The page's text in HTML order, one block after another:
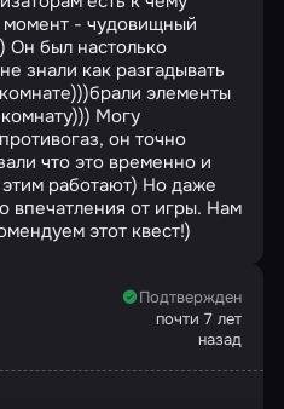
- чудовищный
Он был настолько
знали как разгадывать
элементы
Могу
он точно
что это временно и
работают) Но даже
впечатления от игры. Нам
этот квест!)
Подтвержден
почти 7 лет
назад